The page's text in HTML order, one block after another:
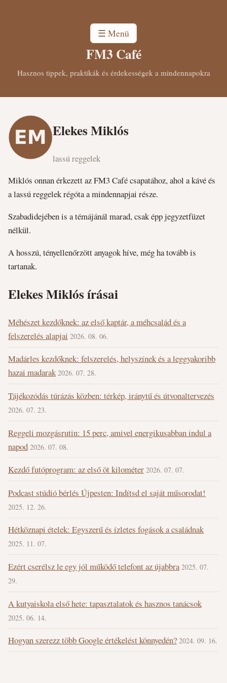
☰ Menü
FM3 Café
Hasznos tippek, praktikák és érdekességek a mindennapokra
Elekes Miklós
lassú reggelek
Miklós onnan érkezett az FM3 Café csapatához, ahol a kávé és
a lassú reggelek régóta a mindennapjai része.
Szabadidejében is a témájánál marad, csak épp jegyzetfüzet
nélkül.
A hosszú, tényellenőrzött anyagok híve, még ha tovább is
tartanak.
Elekes Miklós írásai
Méhészet kezdőknek: az első kaptár, a méhcsalád és a
felszerelés alapjai 2026. 08. 06.
Madárles kezdőknek: felszerelés, helyszínek és a leggyakoribb
hazai madarak 2026. 07. 28.
Tájékozódás túrázás közben: térkép, iránytű és útvonaltervezés
2026. 07. 23.
Reggeli mozgásrutin: 15 perc, amivel energikusabban indul a
napod 2026. 07. 08.
Kezdő futóprogram: az első öt kilométer 2026. 07. 07.
Podcast stúdió bérlés Újpesten: Indítsd el saját műsorodat!
2025. 12. 26.
Hétköznapi ételek: Egyszerű és ízletes fogások a családnak
2025. 11. 07.
Ezért cserélsz le egy jól működő telefont az újabbra 2025. 07.
29.
A kutyaiskola első hete: tapasztalatok és hasznos tanácsok
2025. 06. 14.
Hogyan szerezz több Google értékelést könnyedén? 2024. 09. 16.